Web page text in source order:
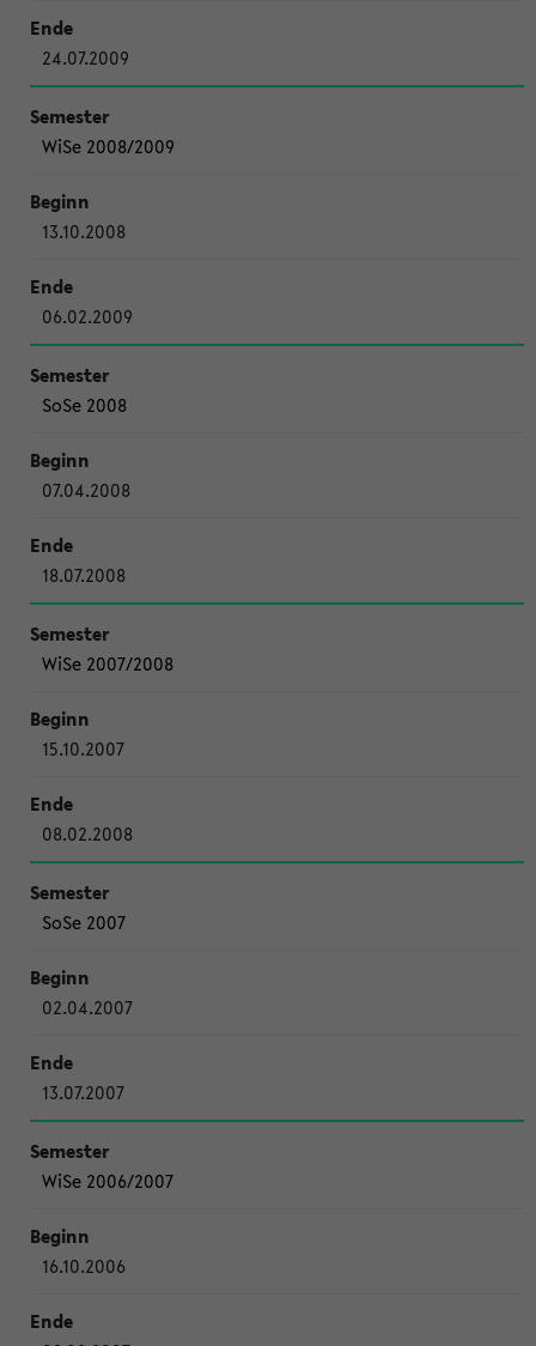
24.07.2009
WiSe 2008/2009
13.10.2008
06.02.2009
SoSe 2008
07.04.2008
18.07.2008
WiSe 2007/2008
15.10.2007
08.02.2008
SoSe 2007
02.04.2007
13.07.2007
WiSe 2006/2007
16.10.2006